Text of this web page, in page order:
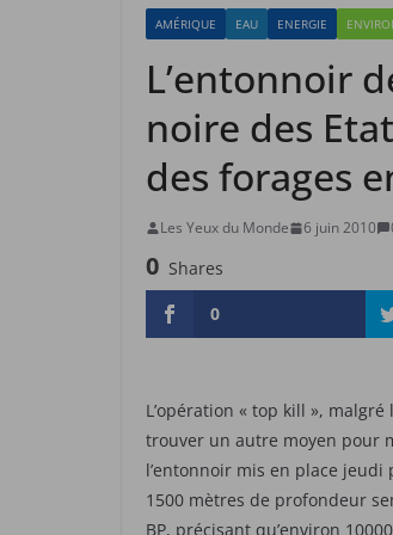
AMÉRIQUE EAU ENERGIE
L’entonnoir
noire des
des forages
Les Yeux du Monde 6 juin 2010
0 Shares
0
L’opération « top kill »,
trouver un autre moyen pour
l’entonnoir mis en place
1500 mètres de profondeur
BP, précisant qu’environ